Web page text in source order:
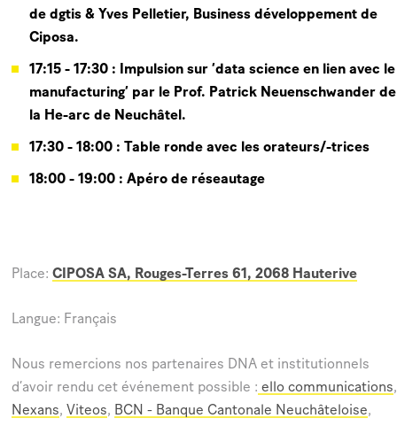
de dgtis & Yves Pelletier, Business développement de
Ciposa.
17:15 - 17:30 : Impulsion sur ‘data science en lien avec le
manufacturing’ par le Prof. Patrick Neuenschwander de
la He-arc de Neuchâtel.
17:30 - 18:00 : Table ronde avec les orateurs/-trices
18:00 - 19:00 : Apéro de réseautage
Place: CIPOSA SA, Rouges-Terres 61, 2068 Hauterive
Langue: Français
Nous remercions nos partenaires DNA et institutionnels
d’avoir rendu cet événement possible : ello communications,
Nexans, Viteos, BCN - Banque Cantonale Neuchâteloise,